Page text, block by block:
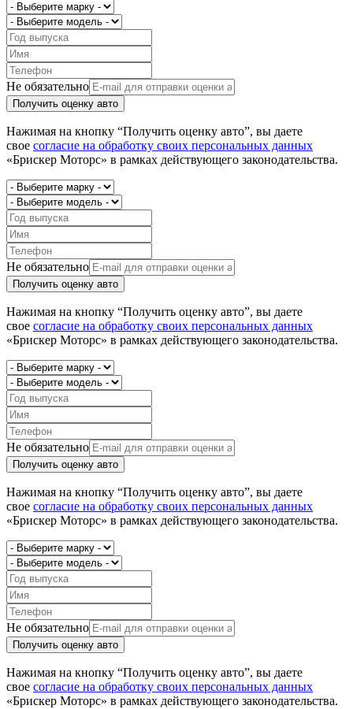
Не обязательно
Получить оценку авто
Нажимая на кнопку “Получить оценку авто”, вы даете
свое согласие на обработку своих персональных данных
«Брискер Моторс» в рамках действующего законодательства.
Не обязательно
Получить оценку авто
Нажимая на кнопку “Получить оценку авто”, вы даете
свое согласие на обработку своих персональных данных
«Брискер Моторс» в рамках действующего законодательства.
Не обязательно
Получить оценку авто
Нажимая на кнопку “Получить оценку авто”, вы даете
свое согласие на обработку своих персональных данных
«Брискер Моторс» в рамках действующего законодательства.
Не обязательно
Получить оценку авто
Нажимая на кнопку “Получить оценку авто”, вы даете
свое согласие на обработку своих персональных данных
«Брискер Моторс» в рамках действующего законодательства.